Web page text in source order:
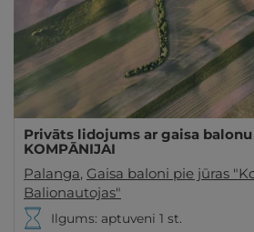
Privāts lidojums ar gaisa balonu
KOMPĀNIJAI
Palanga, Gaisa baloni pie jūras
Balionautojas"
Ilgums: aptuveni 1 st.